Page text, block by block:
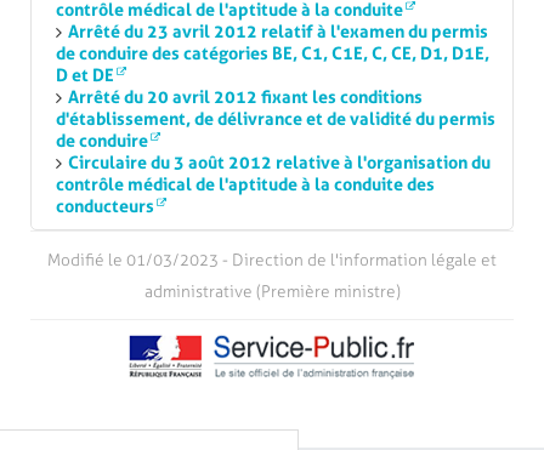
Dans les autres cas, contactez l'ANTSvia le
formulaire de contact :
Agence nationale des titres sécurisés
(ANTS) - Permis de conduire
https://permisdeconduire.ants.gouv.fr/
de 8h à 17h. Coût d'un appel local
contrôle médical de l'aptitude à la conduite
Arrêté du 23 avril 2012 relatif à l'examen du permis
de conduire des catégories BE, C1, C1E, C, CE, D1, D1E,
D et DE
Arrêté du 20 avril 2012 fixant les conditions
d'établissement, de délivrance et de validité du permis
de conduire
Circulaire du 3 août 2012 relative à l'organisation du
contrôle médical de l'aptitude à la conduite des
conducteurs
Modifié le 01/03/2023 - Direction de l'information légale et
administrative (Première ministre)